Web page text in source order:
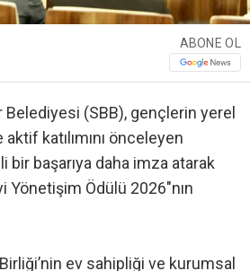
ABONE OL
(SBB), gençlerin yerel
katılımını önceleyen
bir başarıya daha imza atarak
Yönetişim Ödülü 2026″nın
ev sahipliği ve kurumsal